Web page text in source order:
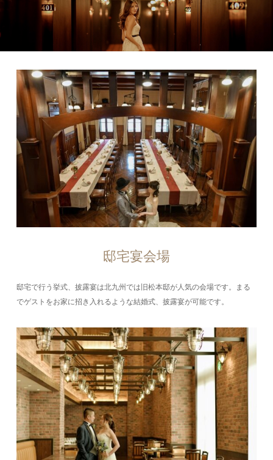
邸宅宴会場
邸宅で行う挙式、披露宴は北九州では旧松本邸が人気の会場です。まる
でゲストをお家に招き入れるような結婚式、披露宴が可能です。